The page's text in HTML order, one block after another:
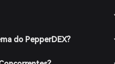
PEP/USDT), insira a quantidade
do PepperDEX?